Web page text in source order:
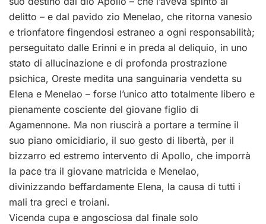
delitto – e dal pavido zio Menelao, che ritorna vanesio
e trionfatore fingendosi estraneo a ogni responsabilità;
perseguitato dalle Erinni e in preda al deliquio, in uno
stato di allucinazione e di profonda prostrazione
psichica, Oreste medita una sanguinaria vendetta su
Elena e Menelao – forse l’unico atto totalmente libero e
pienamente cosciente del giovane figlio di
Agamennone. Ma non riuscirà a portare a termine il
suo piano omicidiario, il suo gesto di libertà, per il
bizzarro ed estremo intervento di Apollo, che imporrà
la pace tra il giovane matricida e Menelao,
divinizzando beffardamente Elena, la causa di tutti i
mali tra greci e troiani.
Vicenda cupa e angosciosa dal finale solo